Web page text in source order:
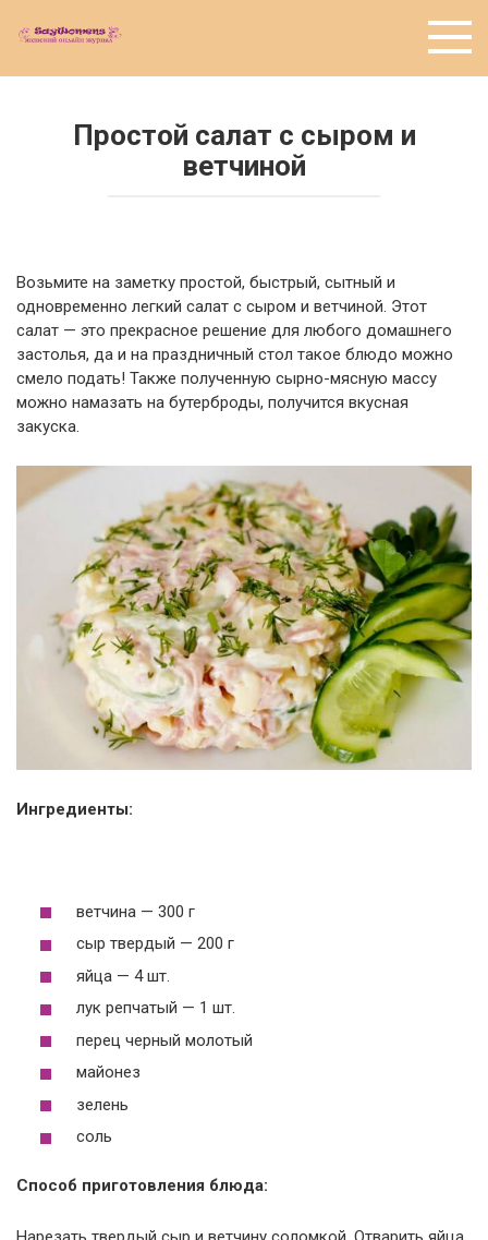
Простой салат с сыром и
ветчиной
Возьмите на заметку простой, быстрый, сытный и
одновременно легкий салат с сыром и ветчиной. Этот
салат — это прекрасное решение для любого домашнего
застолья, да и на праздничный стол такое блюдо можно
смело подать! Также полученную сырно-мясную массу
можно намазать на бутерброды, получится вкусная
закуска.
Ингредиенты:
ветчина — 300 г
сыр твердый — 200 г
яйца — 4 шт.
лук репчатый — 1 шт.
перец черный молотый
майонез
зелень
соль
Способ приготовления блюда: